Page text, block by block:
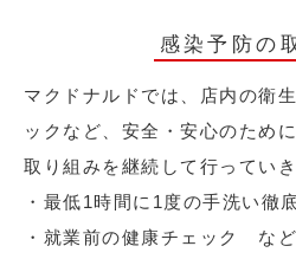
感染予防の
マクドナルドでは、店内の衛
ックなど、安全・安心のため
取り組みを継続して行っていき
・最低1時間に1度の手洗い徹
・就業前の健康チェック など